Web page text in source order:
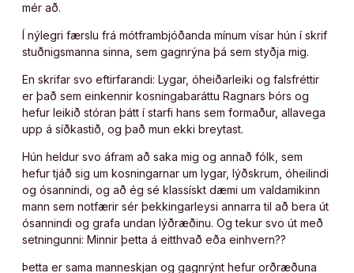
mér að.
Í nýlegri færslu frá mótframbjóðanda mínum vísar hún í skrif
stuðnigsmanna sinna, sem gagnrýna þá sem styðja mig.
En skrifar svo eftirfarandi: Lygar, óheiðarleiki og falsfréttir
er það sem einkennir kosningabaráttu Ragnars Þórs og
hefur leikið stóran þátt í starfi hans sem formaður, allavega
upp á síðkastið, og það mun ekki breytast.
Hún heldur svo áfram að saka mig og annað fólk, sem
hefur tjáð sig um kosningarnar um lygar, lýðskrum, óheilindi
og ósannindi, og að ég sé klassískt dæmi um valdamikinn
mann sem notfærir sér þekkingarleysi annarra til að bera út
ósannindi og grafa undan lýðræðinu. Og tekur svo út með
setningunni: Minnir þetta á eitthvað eða einhvern??
Þetta er sama manneskjan og gagnrýnt hefur orðræðuna